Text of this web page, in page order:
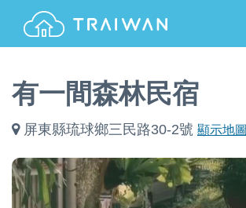
有一間森林民宿
屏東縣琉球鄉三民路30-2號 顯示地圖